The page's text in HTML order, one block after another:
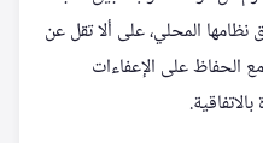
المحلي، على ألا تقل عن
الحفاظ على الإعفاءات